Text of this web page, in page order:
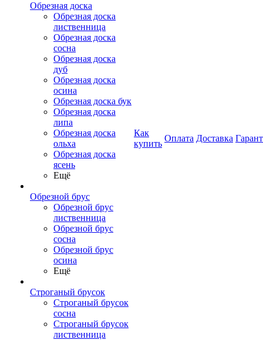
Обрезная доска
Обрезная доска
лиственница
Обрезная доска
сосна
Обрезная доска
дуб
Обрезная доска
осина
Обрезная доска бук
Обрезная доска
липа
Обрезная доска
ольха
Обрезная доска
ясень
Ещё
Обрезной брус
Обрезной брус
лиственница
Обрезной брус
сосна
Обрезной брус
осина
Ещё
Строганый брусок
Строганый брусок
сосна
Строганый брусок
лиственница
Как
купить
Оплата Доставка